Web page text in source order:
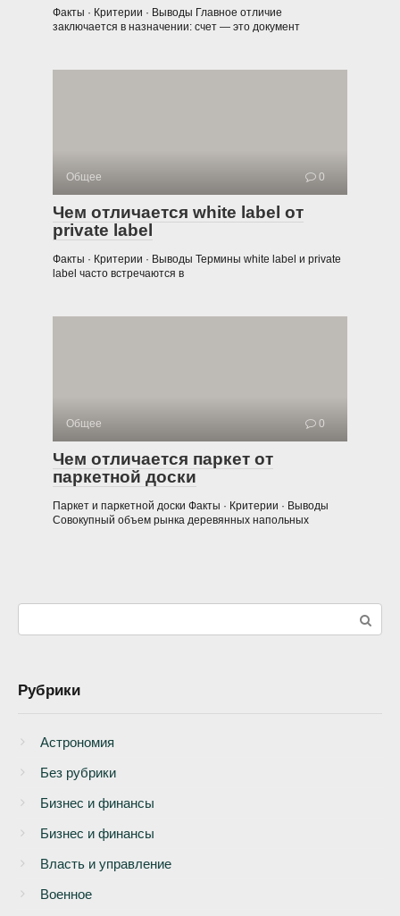
Факты · Критерии · Выводы Главное отличие
заключается в назначении: счет — это документ
Общее 0
Чем отличается white label от
private label
Факты · Критерии · Выводы Термины white label и private
label часто встречаются в
Общее 0
Чем отличается паркет от
паркетной доски
Паркет и паркетной доски Факты · Критерии · Выводы
Совокупный объем рынка деревянных напольных
Рубрики
Астрономия
Без рубрики
Бизнеc и финансы
Бизнес и финансы
Власть и управление
Военное